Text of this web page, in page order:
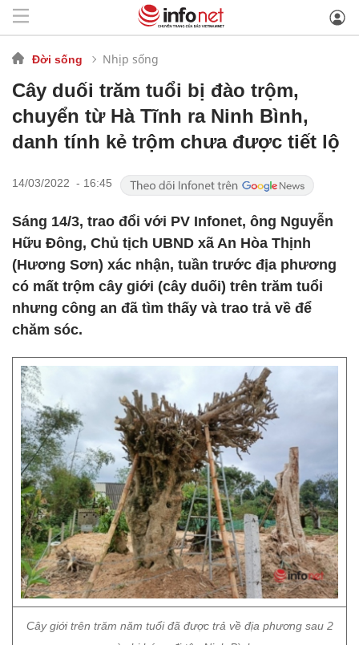
Đời sống Nhịp sống
Cây duối trăm tuổi bị đào trộm,
chuyển từ Hà Tĩnh ra Ninh Bình,
danh tính kẻ trộm chưa được tiết lộ
14/03/2022 - 16:45
Sáng 14/3, trao đổi với PV Infonet, ông Nguyễn
Hữu Đông, Chủ tịch UBND xã An Hòa Thịnh
(Hương Sơn) xác nhận, tuần trước địa phương
có mất trộm cây giới (cây duối) trên trăm tuổi
nhưng công an đã tìm thấy và trao trả về để
chăm sóc.
Cây giới trên trăm năm tuổi đã được trả về địa phương sau 2